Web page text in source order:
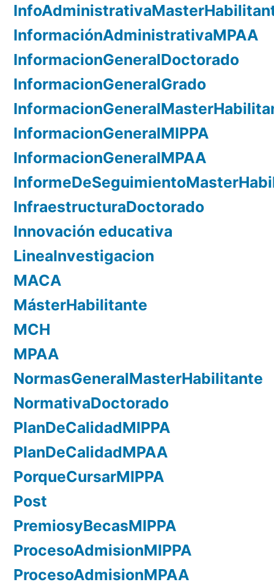
InformaciónAdministrativaMPAA
InformacionGeneralDoctorado
InformacionGeneralGrado
InformacionGeneralMIPPA
InformacionGeneralMPAA
InfraestructuraDoctorado
Innovación educativa
LineaInvestigacion
MACA
MásterHabilitante
MCH
MPAA
NormasGeneralMasterHabilitante
NormativaDoctorado
PlanDeCalidadMIPPA
PlanDeCalidadMPAA
PorqueCursarMIPPA
Post
PremiosyBecasMIPPA
ProcesoAdmisionMIPPA
ProcesoAdmisionMPAA